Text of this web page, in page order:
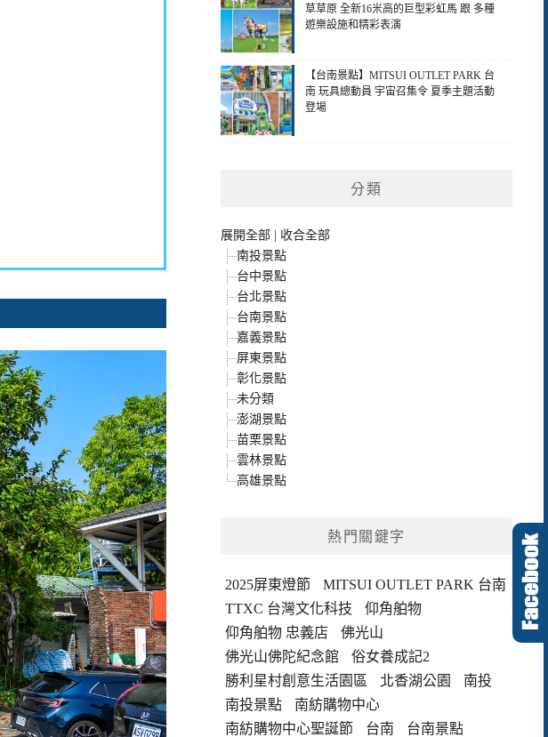
草草原 全新16米高的巨型彩虹馬 跟 多種
遊樂設施和精彩表演
【台南景點】MITSUI OUTLET PARK 台
南 玩具總動員 宇宙召集令 夏季主題活動
登場
分類
展開全部
收合全部
南投景點
台中景點
台北景點
台南景點
嘉義景點
屏東景點
彰化景點
未分類
澎湖景點
苗栗景點
雲林景點
高雄景點
熱門關鍵字
2025屏東燈節
MITSUI OUTLET PARK 台南
TTXC 台灣文化科技
仰角舶物
仰角舶物 忠義店
佛光山
佛光山佛陀紀念館
俗女養成記2
勝利星村創意生活園區
北香湖公園
南投
南投景點
南紡購物中心
南紡購物中心聖誕節
台南
台南景點